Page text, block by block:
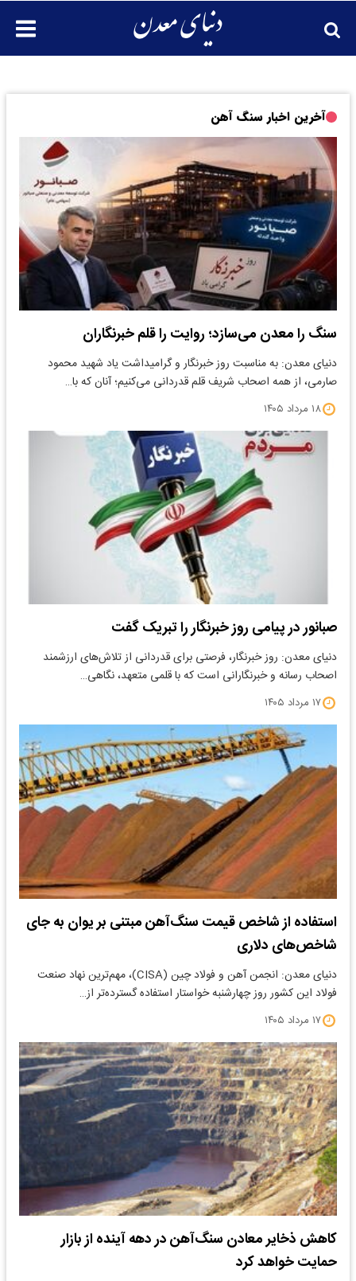
آخرین اخبار سنگ آهن
سنگ را معدن می‌سازد؛ روایت را قلم خبرنگاران
دنیای معدن: به مناسبت روز خبرنگار و گرامیداشت یاد شهید محمود
صارمی، از همه اصحاب شریف قلم قدردانی می‌کنیم؛ آنان که با…
۱۸ مرداد ۱۴۰۵
صبانور در پیامی روز خبرنگار را تبریک گفت
دنیای معدن: روز خبرنگار، فرصتی برای قدردانی از تلاش‌های ارزشمند
اصحاب رسانه و خبرنگارانی است که با قلمی متعهد، نگاهی…
۱۷ مرداد ۱۴۰۵
استفاده از شاخص قیمت سنگ‌آهن مبتنی بر یوان به جای
شاخص‌های دلاری
دنیای معدن: انجمن آهن و فولاد چین (CISA)، مهم‌ترین نهاد صنعت
فولاد این کشور روز چهارشنبه خواستار استفاده گسترده‌تر از…
۱۷ مرداد ۱۴۰۵
کاهش ذخایر معادن سنگ‌آهن در دهه آینده از بازار
حمایت خواهد کرد